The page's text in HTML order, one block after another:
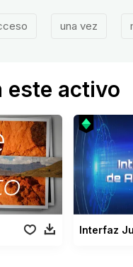
una vez
este activo